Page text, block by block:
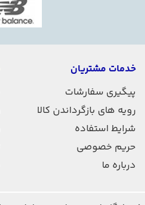
خدمات مشتریان
پیگیری سفارشات
رویه های بازگرداندن کالا
شرایط استفاده
حریم خصوصی
درباره ما